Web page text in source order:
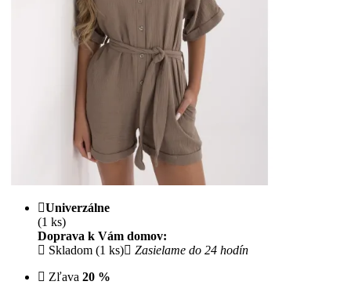
Univerzálne
(1 ks)
Doprava k Vám domov:
Skladom (1 ks)
Zasielame do 24 hodín
Zľava 20 %